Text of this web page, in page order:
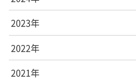
2023年
2022年
2021年